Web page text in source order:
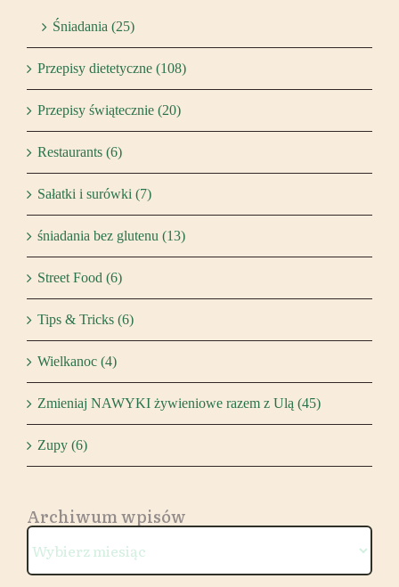
Śniadania (25)
Przepisy dietetyczne (108)
Przepisy świątecznie (20)
Restaurants (6)
Sałatki i surówki (7)
śniadania bez glutenu (13)
Street Food (6)
Tips & Tricks (6)
Wielkanoc (4)
Zmieniaj NAWYKI żywieniowe razem z Ulą (45)
Zupy (6)
Archiwum wpisów
wpisów